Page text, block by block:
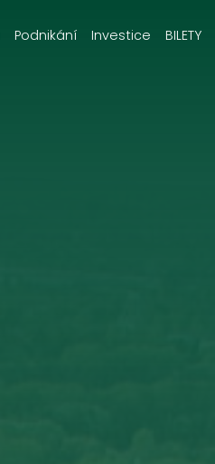
Podnikání Investice BILETY